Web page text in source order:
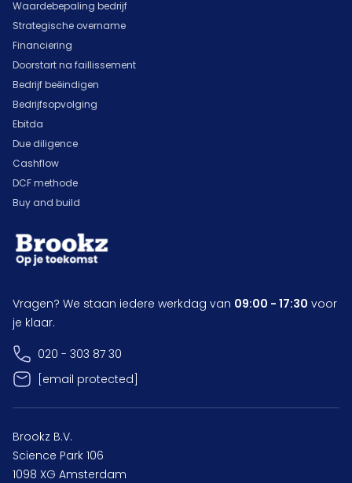
Waardebepaling bedrijf
Strategische overname
Financiering
Doorstart na faillissement
Bedrijf beëindigen
Bedrijfsopvolging
Ebitda
Due diligence
Cashflow
DCF methode
Buy and build
Vragen? We staan iedere werkdag van 09:00 - 17:30 voor
je klaar.
020 - 303 87 30
[email protected]
Brookz B.V.
Science Park 106
1098 XG Amsterdam